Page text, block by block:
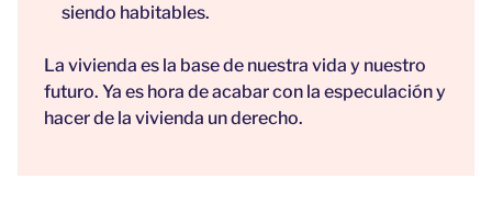
siendo habitables.
La vivienda es la base de nuestra vida y nuestro
futuro. Ya es hora de acabar con la especulación y
hacer de la vivienda un derecho.